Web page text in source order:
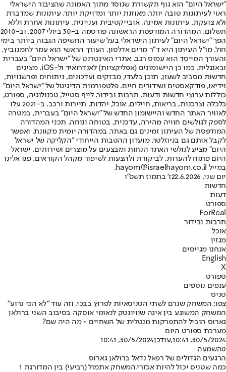
"ישראל היום" הוא גוף תקשורת שנוסד מתוך האמונה שהציבור הישראלי
ראוי לעיתונות טובה יותר, מאוזנת יותר ומדויקת יותר. עיתונות שמדברת
ולא צועקת. עיתונות אמינה, אובייקטיבית ועניינית. עיתונות אחרת וללא
תשלום. המהדורה המודפסת הראשונה פורסמה ב-30 ביולי 2007, וב-2010
הפך "ישראל היום" לעיתון הישראלי בעל שיעור החשיפה הגבוה ביותר בימי
חול. מו"ל העיתון היא ד"ר מרים אדלסון. העורך הראשי הוא עמר לחמנוביץ,
והעורך המייסד הוא עמוס רגב. אתרי האינטרנט של "ישראל היום" בעברית
ובאנגלית, כמו כן היישומונים (אפליקציות) לאנדרואיד ול-iOS, מציגים
חדשות מסביב לשעון, תוכן בלעדי, מבזקים ועדכונים, ניתוחים ופרשנויות,
וידיאו, פודקאסטים ושידורים חיים. פלטפורמות הדיגיטל של "ישראל היום"
כוללות ערוצי חדשות ודעות, תרבות ובידור, לייף סטייל, טכנולוגיה, ספורט,
כלכלה וצרכנות, בריאות, חיילים, אוכל, יהדות, תיירות ורכב. ב-2021 עלו
לאוויר האתר החדש והיישומון החדש של "ישראל היום" בעברית, במטרה
לספק לגולשים חוויה מהירה, עדכנית, בטוחה ונוחה. תכני המהדורה
המודפסת של העיתון זמינים גם באתר, במהדורה יומית מקוונת, ואפשר
לקבל אותם גם בניוזלטר. מועדון ההטבות הייחודי "הקליקה של ישראל
היום" מציע לגולשי האתר הנחות ומבצעים על מוצרים ושירותים. ישראל
היום פתוח להערות, לביקורת ולהצעות לשיפור מקהל הקוראים. פנו אלינו
במייל hayom@israelhayom.co.il.
יום שני, 22.6.2026
ז' בתמוז תשפ"ו
חדשות
דעות
ספורט
ForReal
תרבות ובידור
אוכל
מגזין
אנחנו מגייסים
English
X
ספורט
ענפים נוספים
טניס
צפו: המשחק שגרם לשתי הטניסאיות לפרוץ בבכי, וזה עוד "לא הכי גרוע"
המשחק המשוגע בין איגה שוויונטק לנאומי אוסקה בסיבוב השני ברולאן
גארוס הוביל להתפרקות מנטלית של השתיים • מה היה שם?
מערכת ספורט היום
30/5/2024, 10:41
,עודכן30/5/2024, 10:41
0השמעה
הרגעים הגדולים של רפאל נדאל ברולאן גארוס
כמה שטניס יכול להיות אכזרי.
המשחק אתמול (רביעי) בין המדורגת 1